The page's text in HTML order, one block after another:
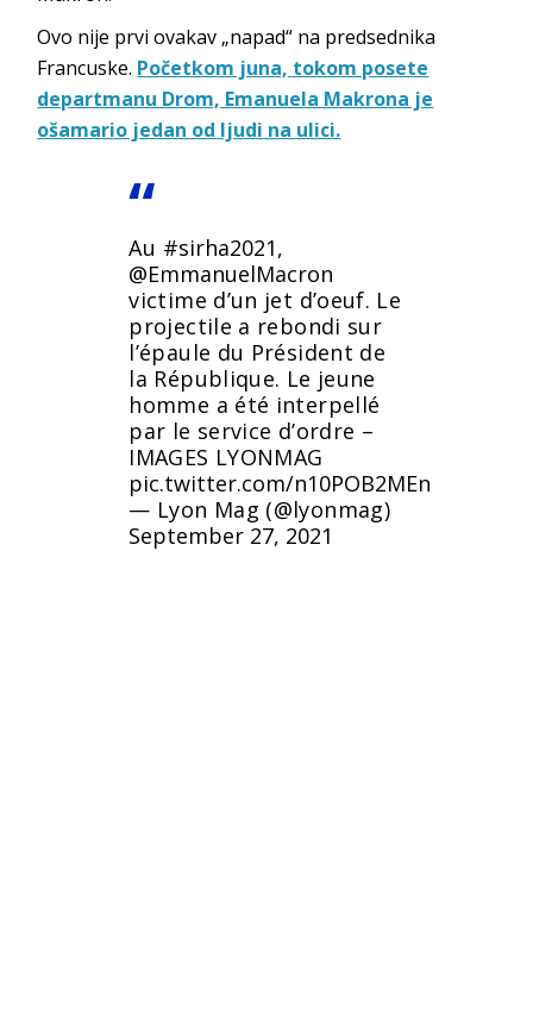
Ovo nije prvi ovakav „napad“ na predsednika
Francuske. Početkom juna, tokom posete
departmanu Drom, Emanuela Makrona je
ošamario jedan od ljudi na ulici.
Au #sirha2021,
@EmmanuelMacron
victime d’un jet d’oeuf. Le
projectile a rebondi sur
l’épaule du Président de
la République. Le jeune
homme a été interpellé
par le service d’ordre –
IMAGES LYONMAG
pic.twitter.com/n10POB2MEn
— Lyon Mag (@lyonmag)
September 27, 2021